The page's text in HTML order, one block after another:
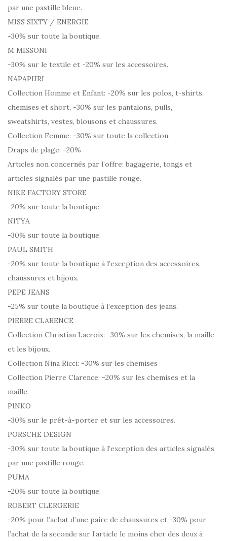
par une pastille bleue.
MISS SIXTY / ENERGIE
-30% sur toute la boutique.
M MISSONI
-30% sur le textile et -20% sur les accessoires.
NAPAPIJRI
Collection Homme et Enfant: -20% sur les polos, t-shirts,
chemises et short, -30% sur les pantalons, pulls,
sweatshirts, vestes, blousons et chaussures.
Collection Femme: -30% sur toute la collection.
Draps de plage: -20%
Articles non concernés par l’offre: bagagerie, tongs et
articles signalés par une pastille rouge.
NIKE FACTORY STORE
-20% sur toute la boutique.
NITYA
-30% sur toute la boutique.
PAUL SMITH
-20% sur toute la boutique à l’exception des accessoires,
chaussures et bijoux.
PEPE JEANS
-25% sur toute la boutique à l’exception des jeans.
PIERRE CLARENCE
Collection Christian Lacroix: -30% sur les chemises, la maille
et les bijoux.
Collection Nina Ricci: -30% sur les chemises
Collection Pierre Clarence: -20% sur les chemises et la
maille.
PINKO
-30% sur le prêt-à-porter et sur les accessoires.
PORSCHE DESIGN
-30% sur toute la boutique à l’exception des articles signalés
par une pastille rouge.
PUMA
-20% sur toute la boutique.
ROBERT CLERGERIE
-20% pour l’achat d’une paire de chaussures et -30% pour
l’achat de la seconde sur l’article le moins cher des deux à